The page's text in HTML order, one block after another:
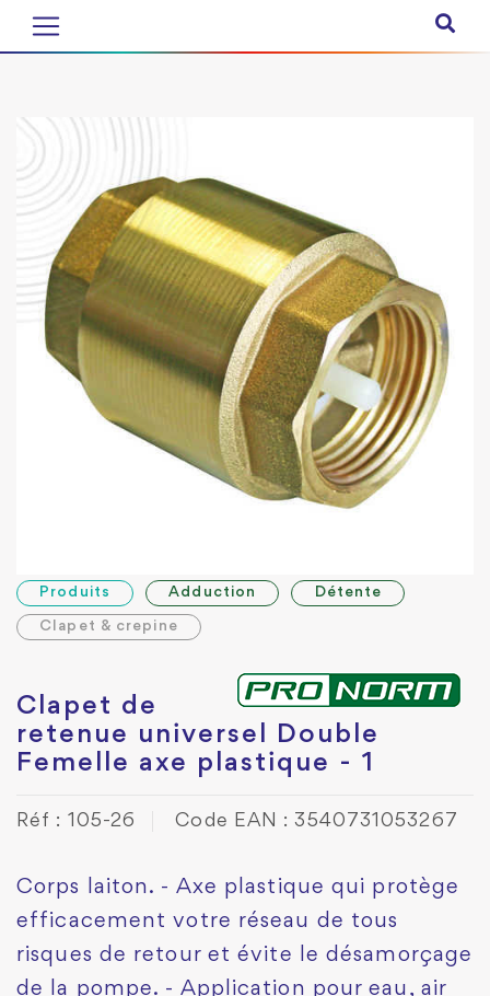
Produits Adduction Détente
Clapet & crepine
Clapet de
retenue universel Double
Femelle axe plastique - 1
Réf : 105-26 Code EAN : 3540731053267
Corps laiton. - Axe plastique qui protège
efficacement votre réseau de tous
risques de retour et évite le désamorçage
de la pompe. - Application pour eau, air